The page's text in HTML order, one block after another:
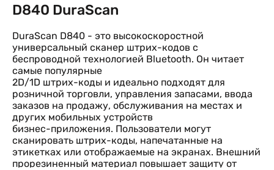
D840 DuraScan
DuraScan D840 - это высокоскоростной
универсальный сканер штрих-кодов с
беспроводной технологией Bluetooth. Он читает
самые популярные
2D/1D штрих-коды и идеально подходят для
розничной торговли, управления запасами, ввода
заказов на продажу, обслуживания на местах и
других мобильных устройств
бизнес-приложения. Пользователи могут
сканировать штрих-коды, напечатанные на
этикетках или отображаемые на экранах. Внешний
прорезиненный материал повышает защиту от